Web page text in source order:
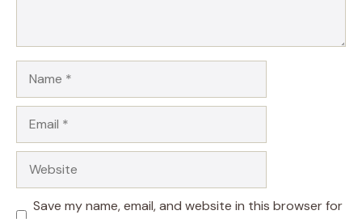
Save my name, email, and website in this browser for